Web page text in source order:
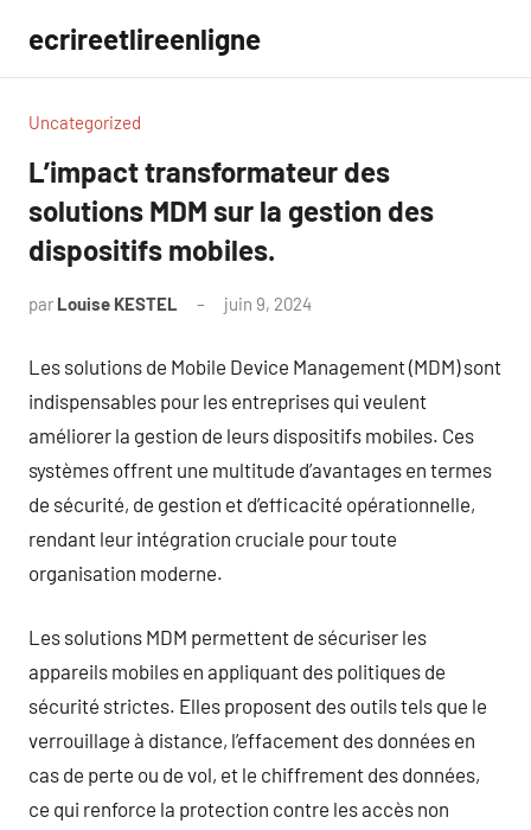
contenu
ecrireetlireenligne
Uncategorized
L’impact transformateur des
solutions MDM sur la gestion des
dispositifs mobiles.
par Louise KESTEL juin 9, 2024
Les solutions de Mobile Device Management (MDM) sont
indispensables pour les entreprises qui veulent
améliorer la gestion de leurs dispositifs mobiles. Ces
systèmes offrent une multitude d’avantages en termes
de sécurité, de gestion et d’efficacité opérationnelle,
rendant leur intégration cruciale pour toute
organisation moderne.
Les solutions MDM permettent de sécuriser les
appareils mobiles en appliquant des politiques de
sécurité strictes. Elles proposent des outils tels que le
verrouillage à distance, l’effacement des données en
cas de perte ou de vol, et le chiffrement des données,
ce qui renforce la protection contre les accès non